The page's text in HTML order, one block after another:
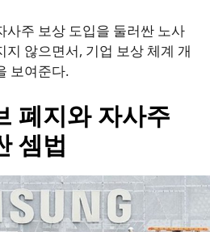
사주 보상 도입을 둘러싼 노사
않으면서, 기업 보상 체계 개
보여준다.
폐지와 자사주
셈법